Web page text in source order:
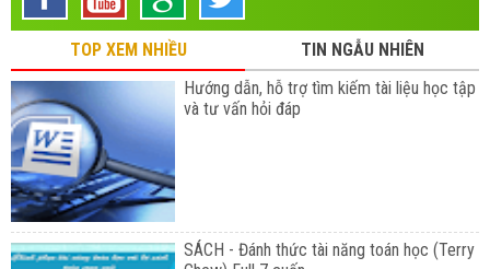
TOP XEM NHIỀU
TIN NGẪU NHIÊN
Hướng dẫn, hỗ trợ tìm kiếm tài liệu học tập
và tư vấn hỏi đáp
SÁCH - Đánh thức tài năng toán học (Terry